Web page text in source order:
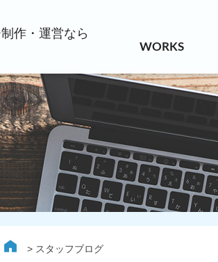
作・運営なら
WORKS
スタッフブログ